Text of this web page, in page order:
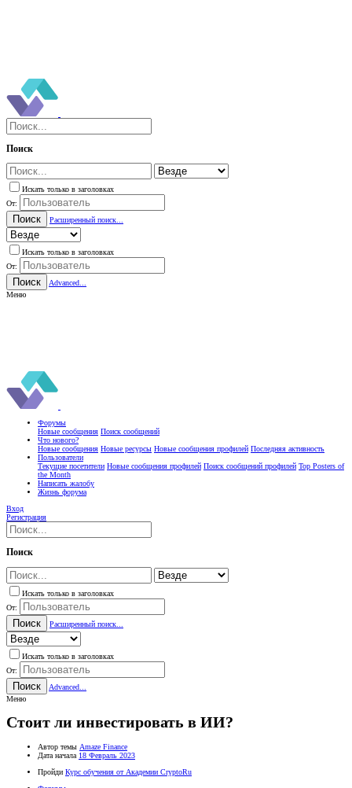
Поиск
Искать только в заголовках
От:
Поиск Расширенный поиск...
Искать только в заголовках
От:
Поиск
Advanced...
Меню
Форумы
Новые сообщения Поиск сообщений
Что нового?
Новые сообщения Новые ресурсы Новые сообщения профилей Последняя активность
Пользователи
Текущие посетители Новые сообщения профилей Поиск сообщений профилей Top Posters of
the Month
Написать жалобу
Жизнь форума
Вход
Регистрация
Поиск
Искать только в заголовках
От:
Поиск Расширенный поиск...
Искать только в заголовках
От:
Поиск
Advanced...
Меню
Стоит ли инвестировать в ИИ?
Автор темы Amaze Finance
Дата начала 18 Февраль 2023
Пройди Курс обучения от Академии CryptoRu